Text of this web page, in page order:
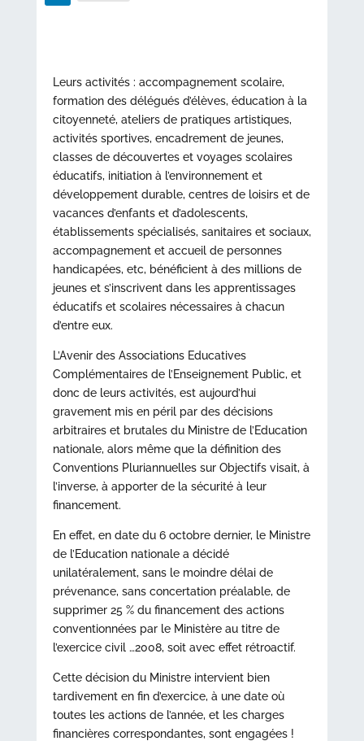
Leurs activités : accompagnement scolaire,
formation des délégués d’élèves, éducation à la
citoyenneté, ateliers de pratiques artistiques,
activités sportives, encadrement de jeunes,
classes de découvertes et voyages scolaires
éducatifs, initiation à l’environnement et
développement durable, centres de loisirs et de
vacances d’enfants et d’adolescents,
établissements spécialisés, sanitaires et sociaux,
accompagnement et accueil de personnes
handicapées, etc, bénéficient à des millions de
jeunes et s’inscrivent dans les apprentissages
éducatifs et scolaires nécessaires à chacun
d’entre eux.
L’Avenir des Associations Educatives
Complémentaires de l’Enseignement Public, et
donc de leurs activités, est aujourd’hui
gravement mis en péril par des décisions
arbitraires et brutales du Ministre de l’Education
nationale, alors même que la définition des
Conventions Pluriannuelles sur Objectifs visait, à
l’inverse, à apporter de la sécurité à leur
financement.
En effet, en date du 6 octobre dernier, le Ministre
de l’Education nationale a décidé
unilatéralement, sans le moindre délai de
prévenance, sans concertation préalable, de
supprimer 25 % du financement des actions
conventionnées par le Ministère au titre de
l’exercice civil …2008, soit avec effet rétroactif.
Cette décision du Ministre intervient bien
tardivement en fin d’exercice, à une date où
toutes les actions de l’année, et les charges
financières correspondantes, sont engagées !